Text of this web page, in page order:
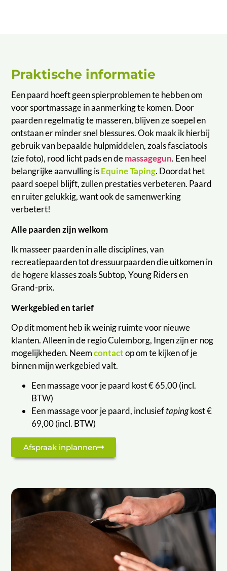
Praktische informatie
Een paard hoeft geen spierproblemen te hebben om
voor sportmassage in aanmerking te komen. Door
paarden regelmatig te masseren, blijven ze soepel en
ontstaan er minder snel blessures. Ook maak ik hierbij
gebruik van bepaalde hulpmiddelen, zoals fasciatools
(zie foto), rood licht pads en demassagegun. Een heel
belangrijke aanvulling isEquine Taping. Doordat het
paard soepel blijft, zullen prestaties verbeteren. Paard
en ruiter gelukkig, want ook de samenwerking
verbetert!
Alle paarden zijn welkom
Ik masseer paarden in alle disciplines, van
recreatiepaarden tot dressuurpaarden die uitkomen in
de hogere klasses zoals Subtop, Young Riders en
Grand-prix.
Werkgebied en tarief
Op dit moment heb ik weinig ruimte voor nieuwe
klanten. Alleen in de regio Culemborg, Ingen zijn er nog
mogelijkheden. Neemcontact op om te kijken of je
binnen mijn werkgebied valt.
Een massage voor je paard kost € 65,00 (incl.
BTW)
Een massage voor je paard, inclusieftapingkost €
69,00 (incl. BTW)
Afspraak inplannen